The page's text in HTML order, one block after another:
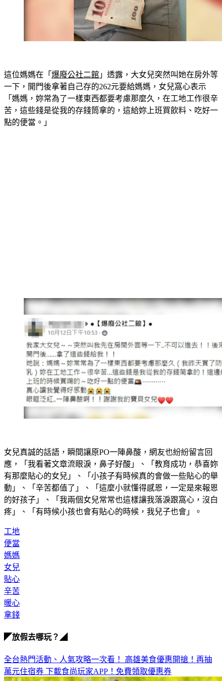
這位媽媽在「 爆廢公社二館 」透露，大女兒突然叫她在房外等
一下，開門後拿著自己存的262元要給媽媽，女兒窩心表示
「媽媽，妳常為了一樣東西都要考慮那麼久，在工地工作很辛
苦，這些錢是從我的存錢筒拿的，這給妳上班買飲料、吃好一
點的便當。」
女兒真誠的話語，瞬間讓原PO一陣鼻酸，網友也紛紛留言回
應，「我看著文章流眼淚，鼻子好酸」、「教育成功，恭喜妳
有那麼貼心的女兒」、「小孩子有時候真的會做一些貼心的舉
動」、「辛苦都值了」、「這麼小就懂得感恩，一定是來報恩
的好孩子」、「我兩個女兒常常也這樣讓我落淚跟窩心，沒白
疼」、「有時候小孩也會有貼心的時候，我兒子也會」。
工地
便當
媽媽
女兒
貼心
辛苦
暖心
拿錢
◤放假去哪玩？◢
全台熱門活動、人氣攻略一次看！ 高雄美食優惠開搶！再抽
萬元住宿券 下載食尚玩家APP！免費領取優惠券